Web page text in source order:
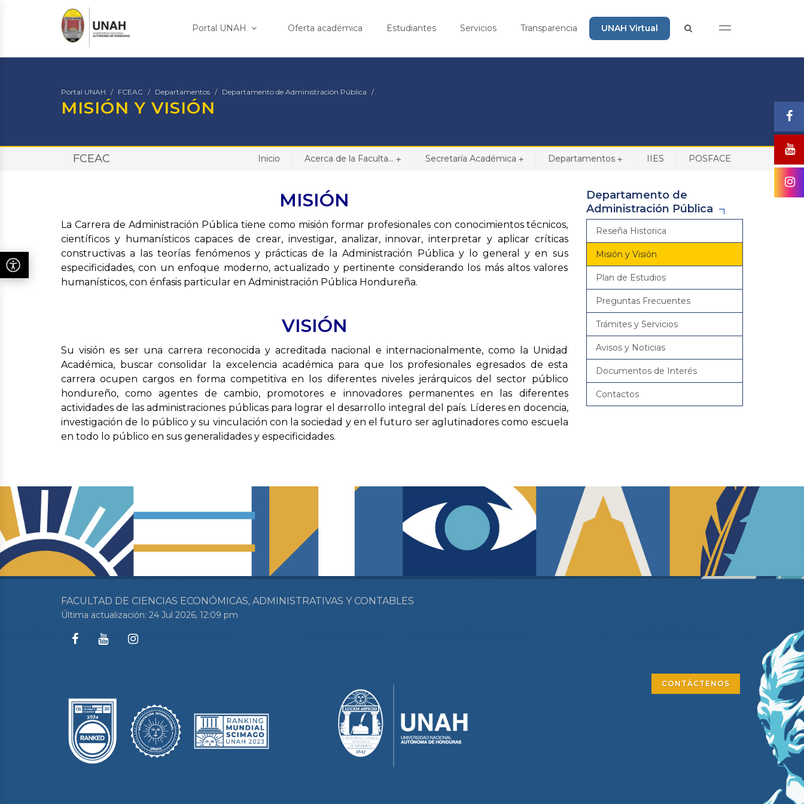
Portal UNAH Oferta académica Estudiantes Servicios Transparencia UNAH Virtual
Portal UNAH FCEAC Departamentos Departamento de Administración Pública
MISIÓN Y VISIÓN
FCEAC Inicio +
Acerca de la Faculta... +
Secretaría Académica +
Departamentos IIES POSFACE
MISIÓN
La Carrera de Administración Pública tiene como misión formar profesionales con conocimientos técnicos,
científicos y humanísticos capaces de crear, investigar, analizar, innovar, interpretar y aplicar críticas
constructivas a las teorías fenómenos y prácticas de la Administración Pública y lo general y en sus
especificidades, con un enfoque moderno, actualizado y pertinente considerando los más altos valores
humanísticos, con énfasis particular en Administración Pública Hondureña.
VISIÓN
Su visión es ser una carrera reconocida y acreditada nacional e internacionalmente, como la Unidad
Académica, buscar consolidar la excelencia académica para que los profesionales egresados de esta
carrera ocupen cargos en forma competitiva en los diferentes niveles jerárquicos del sector público
hondureño, como agentes de cambio, promotores e innovadores permanentes en las diferentes
actividades de las administraciones públicas para lograr el desarrollo integral del país. Líderes en docencia,
investigación de lo público y su vinculación con la sociedad y en el futuro ser aglutinadores como escuela
en todo lo público en sus generalidades y especificidades.
Departamento de
Administración Pública
Reseña Historica
Misión y Visión
Plan de Estudios
Preguntas Frecuentes
Trámites y Servicios
Avisos y Noticias
Documentos de Interés
Contactos
FACULTAD DE CIENCIAS ECONÓMICAS, ADMINISTRATIVAS Y CONTABLES
Última actualización: 24 Jul 2026, 12:09 pm
CONTÁCTENOS